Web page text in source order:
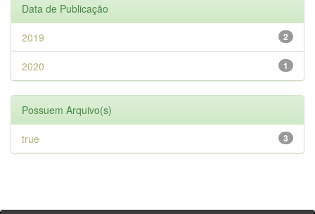
Data de Publicação
2
2019
1
2020
Possuem Arquivo(s)
3
true